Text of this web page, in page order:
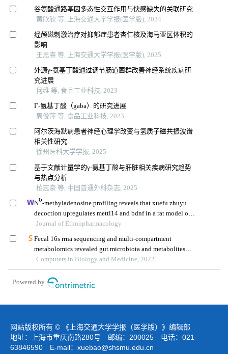
谷氨酸通路基因多态性交互作用与快感缺失的关联研究
黄欣欣 等, 上海交通大学学报(医学版), 2024
经颅磁刺激治疗对抑郁症患者杏仁核及海马亚区体积的
影响
王思睿 等, 上海交通大学学报(医学版), 2025
外源γ-氨基丁酸通过调节肠道菌群改善神经系统疾病研
究进展
何维 等, 食品工业科技, 2023
Γ-氨基丁酸（gaba）的研究进展
周俊萍 等, 食品工业科技, 2023
阿尔茨海默病患者神经心理学改变与氢质子磁共振波谱
相关性研究
徐州医科大学学报, 2025
基于文献计量学的γ-氨基丁酸与肝脏相关疾病研究趋势
与热点分析
柏志豪 等, 中国普通外科杂志, 2025
N6-methyladenosine profiling reveals that xuefu zhuyu
decoction upregulates mettl14 and bdnf in a rat model of
traumatic brain injury
Journal of Ethnopharmacology
Fecal 16s rrna sequencing and multi-compartment
metabolomics revealed gut microbiota and metabolites
interactions in app/ps1 mice
Computers in Biology and Medicine, 2022
Powered by
网站版权所有 © 《上海交通大学学报（医学版）》编辑部
地址：上海市重庆南路280号 邮编：200025 电话：021-
63846590 E-mail： xuebao@shsmu.edu.cn